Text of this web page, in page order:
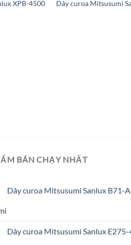
XPB-4500 Dây curoa Mitsusumi
BÁN CHẠY NHẤT
Dây curoa Mitsusumi Sanlux B71-A
Dây curoa Mitsusumi Sanlux E275-